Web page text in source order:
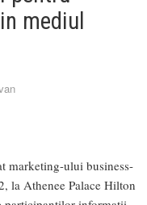
mediul
marketing-ului business-
la Athenee Palace Hilton